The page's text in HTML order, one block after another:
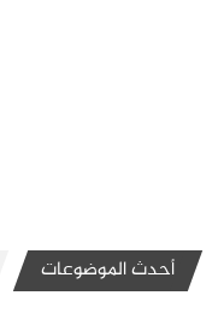
أحدث الموضوعات